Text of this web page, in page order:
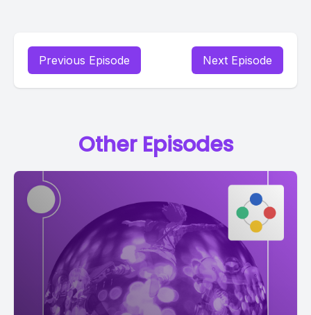
Previous Episode Next Episode
Other Episodes